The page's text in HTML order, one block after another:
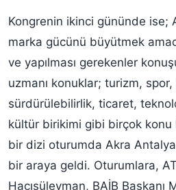
Kongrenin ikinci gününde ise;
marka gücünü büyütmek
ve yapılması gerekenler
uzmanı konuklar; turizm,
sürdürülebilirlik, ticaret,
kültür birikimi gibi birçok konu
bir dizi oturumda Akra Antalya
bir araya geldi. Oturumlara,
Hacısüleyman, BAİB Başkanı